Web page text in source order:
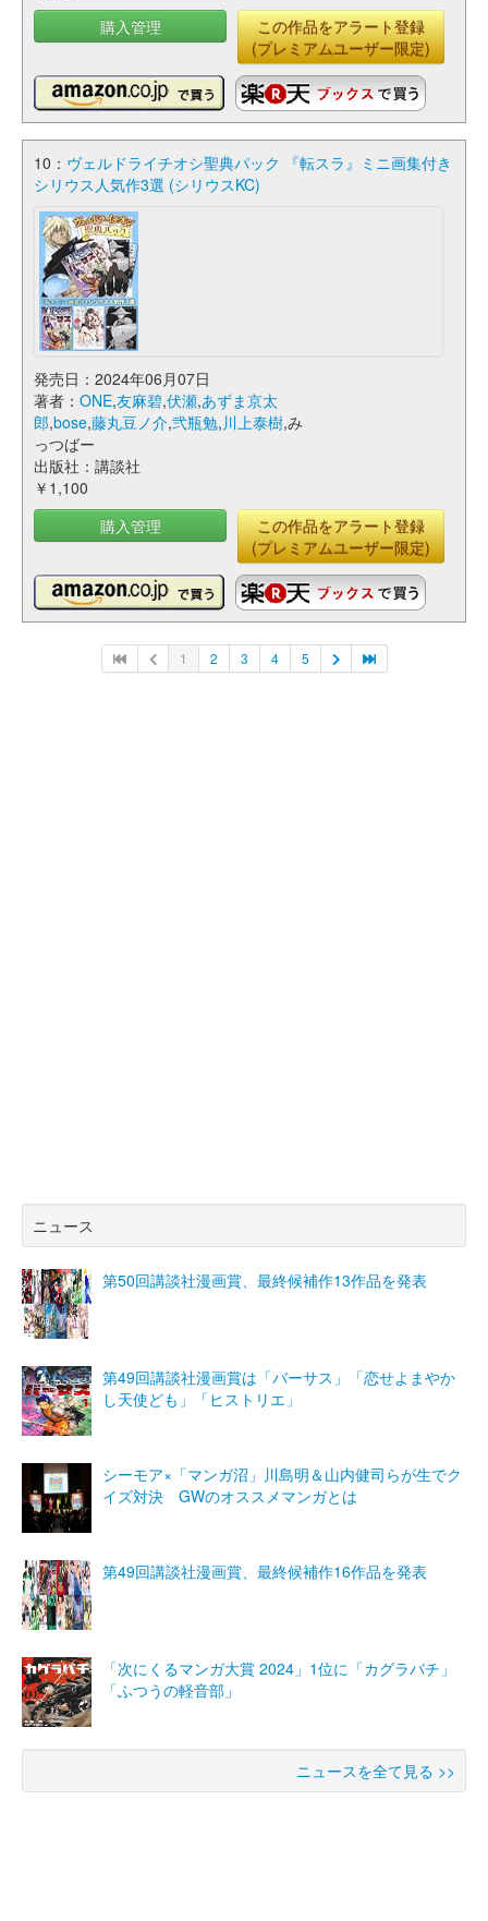
購入管理
この作品をアラート登録
(プレミアムユーザー限定)
10： ヴェルドライチオシ聖典パック 『転スラ』ミニ画集付き
シリウス人気作3選 (シリウスKC)
発売日：2024年06月07日
著者： ONE,友麻碧,伏瀬,あずま京太
郎,bose,藤丸豆ノ介,弐瓶勉,川上泰樹,み
っつばー
出版社：講談社
￥1,100
購入管理
この作品をアラート登録
(プレミアムユーザー限定)
1 2 3 4 5
ニュース
第50回講談社漫画賞、最終候補作13作品を発表
第49回講談社漫画賞は「バーサス」「恋せよまやか
し天使ども」「ヒストリエ」
シーモア×「マンガ沼」川島明＆山内健司らが生でク
イズ対決 GWのオススメマンガとは
第49回講談社漫画賞、最終候補作16作品を発表
「次にくるマンガ大賞 2024」1位に「カグラバチ」
「ふつうの軽音部」
ニュースを全て見る >>